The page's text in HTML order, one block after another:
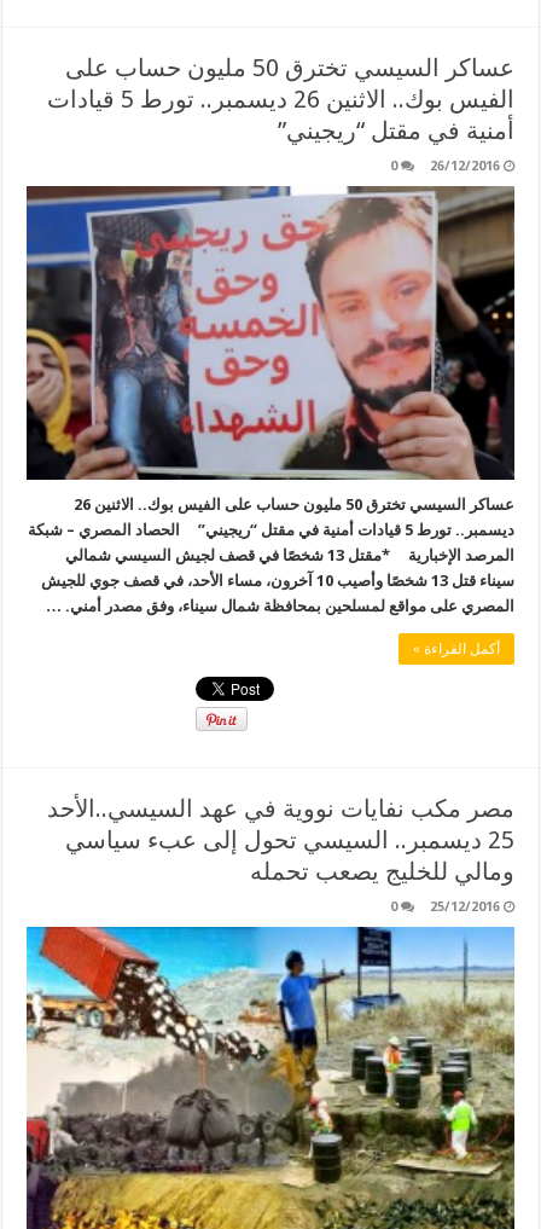
عساكر السيسي تخترق 50 مليون حساب على
الفيس بوك.. الاثنين 26 ديسمبر.. تورط 5 قيادات
أمنية في مقتل “ريجيني”
26/12/2016
0
عساكر السيسي تخترق 50 مليون حساب على الفيس بوك.. الاثنين 26
ديسمبر.. تورط 5 قيادات أمنية في مقتل “ريجيني” الحصاد المصري – شبكة
المرصد الإخبارية *مقتل 13 شخصًا في قصف لجيش السيسي شمالي
سيناء قتل 13 شخصًا وأصيب 10 آخرون، مساء الأحد، في قصف جوي للجيش
المصري على مواقع لمسلحين بمحافظة شمال سيناء، وفق مصدر أمني. …
أكمل القراءة »
مصر مكب نفايات نووية في عهد السيسي..الأحد
25 ديسمبر.. السيسي تحول إلى عبء سياسي
ومالي للخليج يصعب تحمله
25/12/2016
0